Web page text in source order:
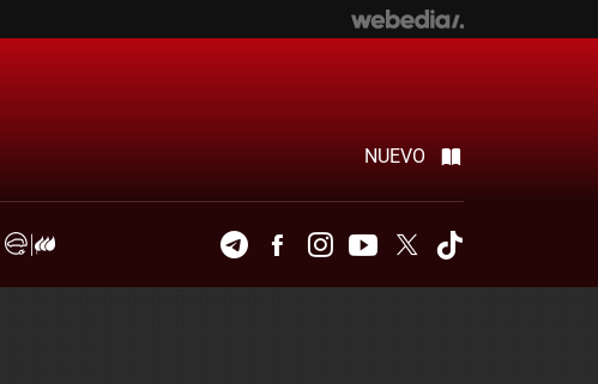
NUEVO
TelegramFacebookInstagramYoutubeTwitter